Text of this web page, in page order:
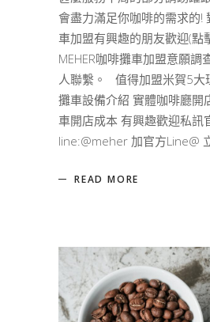
會盡力滿足你咖啡的需求的!
車加盟有興趣的朋友歡迎(點
MEHER咖啡攤車加盟意願調
人聯繫。 值得加盟米賀5大
攤車設備介紹 實體咖啡廳開
車開店成本 有興趣歡迎私訊
line:@meher 加官方Line@
READ MORE